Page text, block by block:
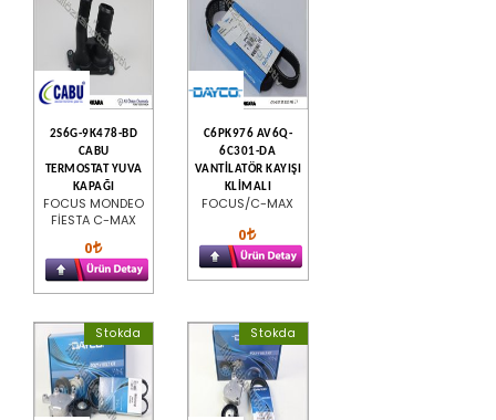
2S6G-9K478-BD
CABU
TERMOSTAT YUVA
KAPAĞI
FOCUS MONDEO
FİESTA C-MAX
0
C6PK976 AV6Q-
6C301-DA
VANTİLATÖR KAYIŞI
KLİMALI
FOCUS/C-MAX
0
Stokda Stokda